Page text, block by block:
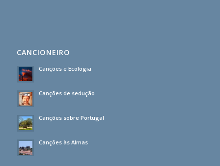
CANCIONEIRO
Canções e Ecologia
Canções de sedução
Canções sobre Portugal
Canções às Almas